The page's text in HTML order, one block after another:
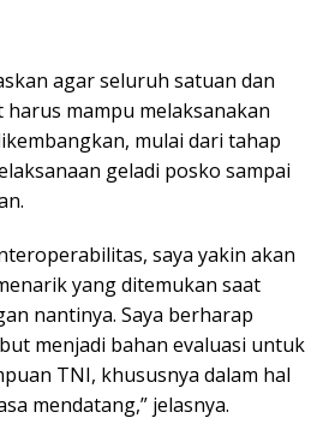
agar seluruh satuan dan
mampu melaksanakan
mulai dari tahap
geladi posko sampai
saya yakin akan
yang ditemukan saat
nantinya. Saya berharap
menjadi bahan evaluasi untuk
TNI, khususnya dalam hal
mendatang,” jelasnya.